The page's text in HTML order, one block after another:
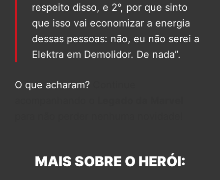
respeito disso, e 2°, por que sinto
que isso vai economizar a energia
dessas pessoas: não, eu não serei a
Elektra em Demolidor. De nada”.
O que acharam?
MAIS SOBRE O HERÓI: